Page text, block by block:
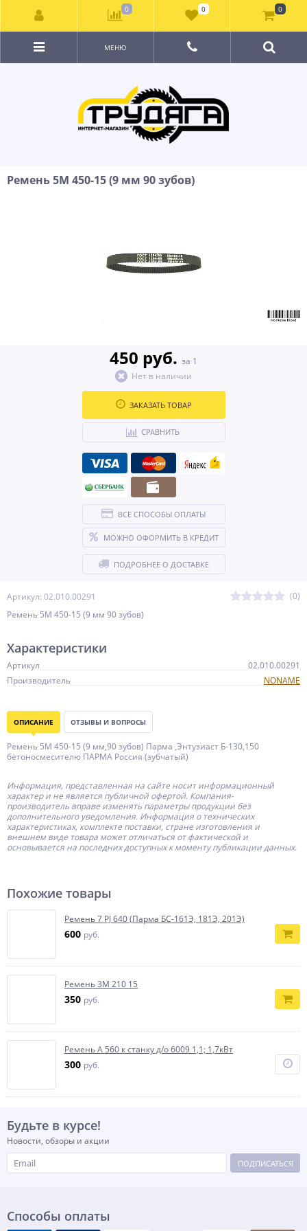
МЕНЮ
Ремень 5М 450-15 (9 мм 90 зубов)
Артикул: 02.010.00291
(0)
Ремень 5М 450-15 (9 мм 90 зубов)
450 руб. за 1
Нет в наличии
ЗАКАЗАТЬ ТОВАР
СРАВНИТЬ
ВСЕ СПОСОБЫ ОПЛАТЫ
МОЖНО ОФОРМИТЬ В КРЕДИТ
ПОДРОБНЕЕ О ДОСТАВКЕ
Характеристики
Артикул
02.010.00291
Производитель
NONAME
ОПИСАНИЕ ОТЗЫВЫ И ВОПРОСЫ
Ремень 5М 450-15 (9 мм,90 зубов) Парма ,Энтузиаст Б-130,150
бетоносмесителю ПАРМА Россия (зубчатый)
Информация, представленная на сайте носит информационный
характер и не является публичной офертой. Компания-
производитель вправе изменять параметры продукции без
дополнительного уведомления. Информация о технических
характеристиках, комплекте поставки, стране изготовления и
внешнем виде товара может отличаться от фактической и
основывается на последних доступных к моменту публикации данных.
Похожие товары
Ремень 7 PJ 640 (Парма БС-161Э, 181Э, 201Э)
600 руб.
Ремень 3М 210 15
350 руб.
Ремень А 560 к станку д/о 6009 1,1; 1,7кВт
300 руб.
Будьте в курсе!
Новости, обзоры и акции
ПОДПИСАТЬСЯ
Способы оплаты
0 0 0